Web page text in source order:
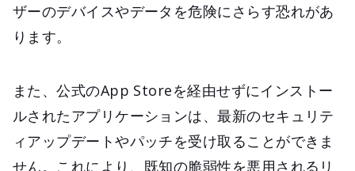
ザーのデバイスやデータを危険にさらす恐れがあ
ります。
また、公式のApp Storeを経由せずにインストー
ルされたアプリケーションは、最新のセキュリテ
ィアップデートやパッチを受け取ることができま
せん。これにより、既知の脆弱性を悪用されるリ